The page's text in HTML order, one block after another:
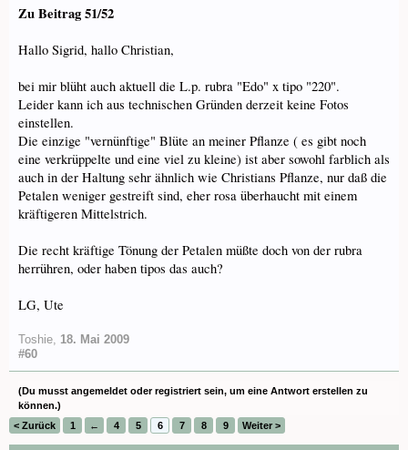
Zu Beitrag 51/52
Hallo Sigrid, hallo Christian,
bei mir blüht auch aktuell die L.p. rubra "Edo" x tipo "220".
Leider kann ich aus technischen Gründen derzeit keine Fotos
einstellen.
Die einzige "vernünftige" Blüte an meiner Pflanze ( es gibt noch
eine verkrüppelte und eine viel zu kleine) ist aber sowohl farblich als
auch in der Haltung sehr ähnlich wie Christians Pflanze, nur daß die
Petalen weniger gestreift sind, eher rosa überhaucht mit einem
kräftigeren Mittelstrich.
Die recht kräftige Tönung der Petalen müßte doch von der rubra
herrühren, oder haben tipos das auch?
LG, Ute
Toshie, 18. Mai 2009
#60
(Du musst angemeldet oder registriert sein, um eine Antwort erstellen zu
können.)
< Zurück
1 ← 4 5 6 7 8 9 Weiter >